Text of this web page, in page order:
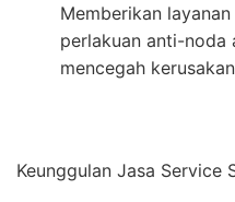
Memberikan
perlakuan anti-noda
mencegah
Keunggulan Jasa Service